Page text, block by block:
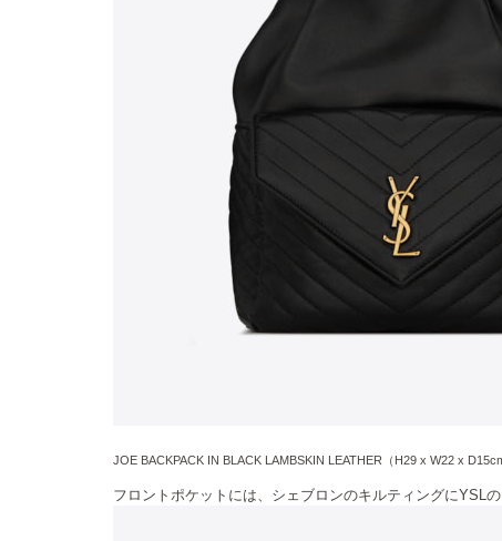
JOE BACKPACK IN BLACK LAMBSKIN LEATHER（H29 x W22 x
フロントポケットには、シェブロンのキルティングにYSLの